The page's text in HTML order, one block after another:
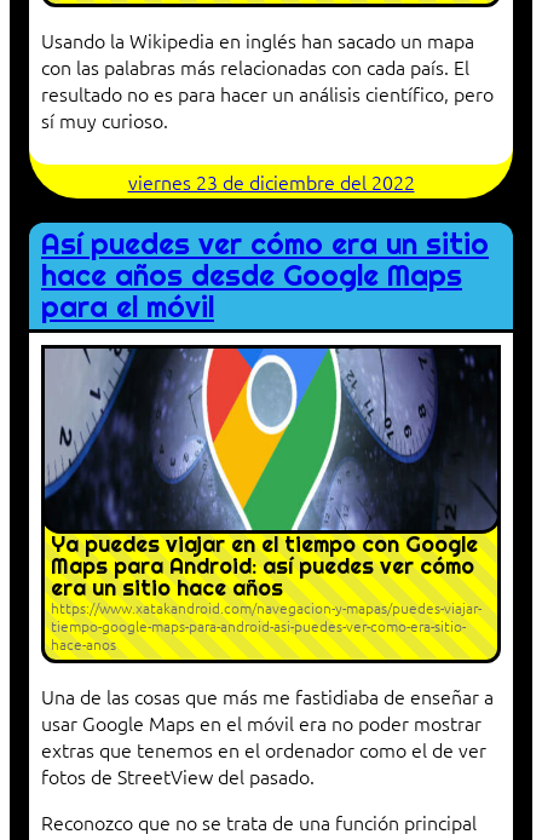
Usando la Wikipedia en inglés han sacado un mapa
con las palabras más relacionadas con cada país. El
resultado no es para hacer un análisis científico, pero
sí muy curioso.
viernes 23 de diciembre del 2022
Así puedes ver cómo era un sitio
hace años desde Google Maps
para el móvil
Ya puedes viajar en el tiempo con Google
Maps para Android: así puedes ver cómo
era un sitio hace años
https://www.xatakandroid.com/navegacion-y-mapas/puedes-viajar-
tiempo-google-maps-para-android-asi-puedes-ver-como-era-sitio-
hace-anos
Una de las cosas que más me fastidiaba de enseñar a
usar Google Maps en el móvil era no poder mostrar
extras que tenemos en el ordenador como el de ver
fotos de StreetView del pasado.
Reconozco que no se trata de una función principal